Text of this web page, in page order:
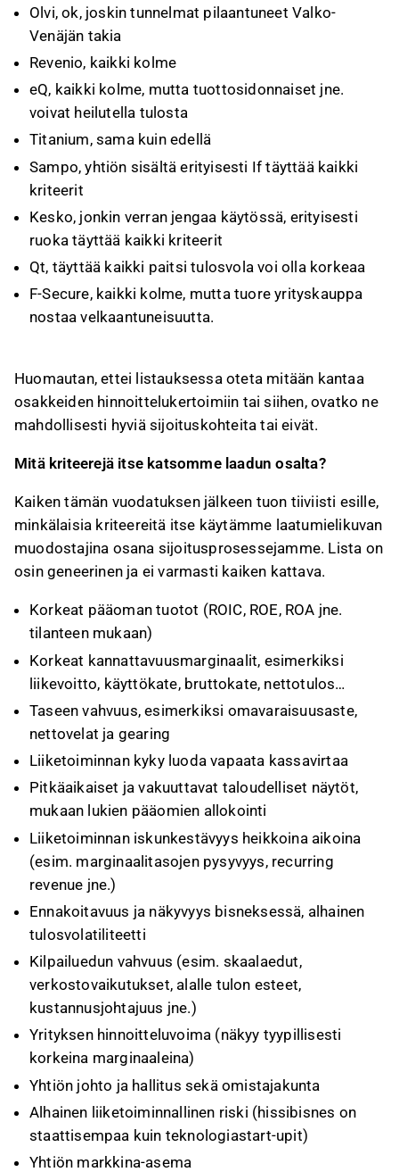
Olvi, ok, joskin tunnelmat pilaantuneet Valko-
Venäjän takia
Revenio, kaikki kolme
eQ, kaikki kolme, mutta tuottosidonnaiset jne.
voivat heilutella tulosta
Titanium, sama kuin edellä
Sampo, yhtiön sisältä erityisesti If täyttää kaikki
kriteerit
Kesko, jonkin verran jengaa käytössä, erityisesti
ruoka täyttää kaikki kriteerit
Qt, täyttää kaikki paitsi tulosvola voi olla korkeaa
F-Secure, kaikki kolme, mutta tuore yrityskauppa
nostaa velkaantuneisuutta.
Huomautan, ettei listauksessa oteta mitään kantaa
osakkeiden hinnoittelukertoimiin tai siihen, ovatko ne
mahdollisesti hyviä sijoituskohteita tai eivät.
Mitä kriteerejä itse katsomme laadun osalta?
Kaiken tämän vuodatuksen jälkeen tuon tiiviisti esille,
minkälaisia kriteereitä itse käytämme laatumielikuvan
muodostajina osana sijoitusprosessejamme. Lista on
osin geneerinen ja ei varmasti kaiken kattava.
Korkeat pääoman tuotot (ROIC, ROE, ROA jne.
tilanteen mukaan)
Korkeat kannattavuusmarginaalit, esimerkiksi
liikevoitto, käyttökate, bruttokate, nettotulos…
Taseen vahvuus, esimerkiksi omavaraisuusaste,
nettovelat ja gearing
Liiketoiminnan kyky luoda vapaata kassavirtaa
Pitkäaikaiset ja vakuuttavat taloudelliset näytöt,
mukaan lukien pääomien allokointi
Liiketoiminnan iskunkestävyys heikkoina aikoina
(esim. marginaalitasojen pysyvyys, recurring
revenue jne.)
Ennakoitavuus ja näkyvyys bisneksessä, alhainen
tulosvolatiliteetti
Kilpailuedun vahvuus (esim. skaalaedut,
verkostovaikutukset, alalle tulon esteet,
kustannusjohtajuus jne.)
Yrityksen hinnoitteluvoima (näkyy tyypillisesti
korkeina marginaaleina)
Yhtiön johto ja hallitus sekä omistajakunta
Alhainen liiketoiminnallinen riski (hissibisnes on
staattisempaa kuin teknologiastart-upit)
Yhtiön markkina-asema